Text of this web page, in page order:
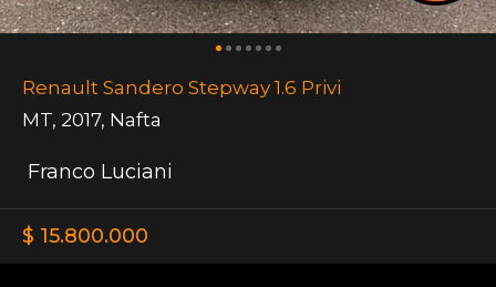
Renault Sandero Stepway 1.6 Privi
MT, 2017, Nafta
Franco Luciani
$ 15.800.000